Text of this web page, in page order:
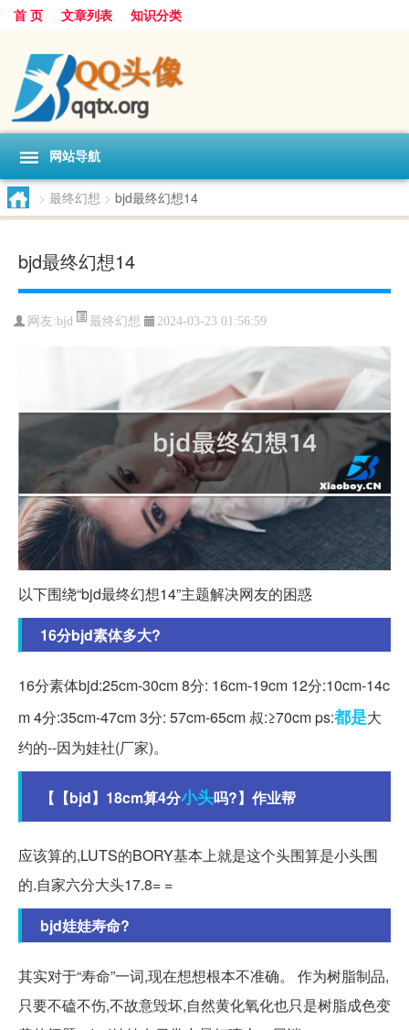
首 页 文章列表 知识分类
网站导航
> 最终幻想 > bjd最终幻想14
bjd最终幻想14
网友:bjd 最终幻想 2024-03-23 01:56:59
以下围绕“bjd最终幻想14”主题解决网友的困惑
16分bjd素体多大?
16分素体bjd:25cm-30cm 8分: 16cm-19cm 12分:10cm-14c
m 4分:35cm-47cm 3分: 57cm-65cm 叔:≥70cm ps:都是大
约的--因为娃社(厂家)。
【【bjd】18cm算4分小头吗?】作业帮
应该算的,LUTS的BORY基本上就是这个头围算是小头围
的.自家六分大头17.8= =
bjd娃娃寿命?
其实对于“寿命”一词,现在想想根本不准确。 作为树脂制品,
只要不磕不伤,不故意毁坏,自然黄化氧化也只是树脂成色变